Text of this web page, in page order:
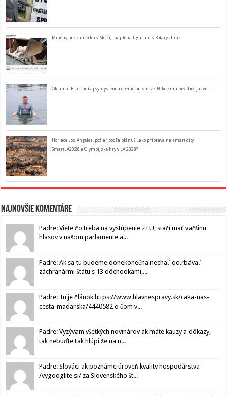
Milióny pre kafilérku v Mojši, majitelia figurujú v Rotary clube
Oklamal Fico ľudí aj vymyslenou operáciou srdca? Nikde mu nevidieť jazvu…
Horiace Los Angeles, požiar podľa plánu? ..ako príprava na smart city
SmartLA2028 a Olympijské hry v LA 2028?
Najnovšie komentáre
Padre: Viete čo treba na vystúpenie z EU, stačí mať väčšinu
hlasov v našom parlamente a...
Padre: Ak sa tu budeme donekonečna nechať od.rbávať
záchranármi štátu s 13 dôchodkami,...
Padre: Tu je článok https://www.hlavnespravy.sk/caka-nas-
cesta-madarska/4440582 o čom v...
Padre: Vyzývam všetkých novinárov ak máte kauzy a dôkazy,
tak nebuďte tak hlúpi že na n...
Padre: Slováci ak poznáme úroveň kvality hospodárstva
/vygooglite si/ za Slovenského št...